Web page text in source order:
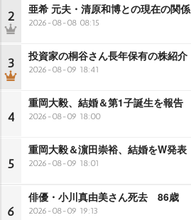
2 亜希 元夫・清原和博との現在の関係
2026-08-08 08:15
3 投資家の桐谷さん長年保有の株紹介
2026-08-09 18:41
4
重岡大毅、結婚＆第1子誕生を報告
2026-08-09 18:00
5
重岡大毅＆濵田崇裕、結婚をW発表
2026-08-09 18:01
6
俳優・小川真由美さん死去 86歳
2026-08-09 19:13